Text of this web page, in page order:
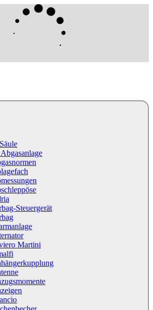
Steuergerät
Martini